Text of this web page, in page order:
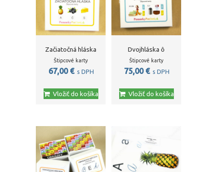
Začiatočná hláska
Štipcové karty
67,00 € s DPH
Vložiť do košíka
Dvojhláska ô
Štipcové karty
75,00 € s DPH
Vložiť do košíka